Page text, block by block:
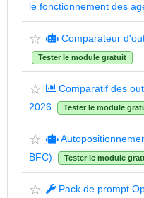
le fonctionnement des
☆ Comparateur
Tester le module gratuit
☆
Comparatif des
2026
Tester le module
☆
BFC)
Tester le module
☆ Pack de prompt